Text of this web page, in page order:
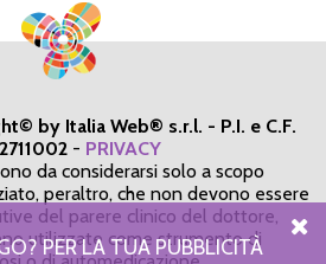
by Italia Web® s.r.l. - P.I. e C.F.
- PRIVACY
da considerarsi solo a scopo
peraltro, che non devono essere
del parere clinico del dottore,
utilizzate come strumento di
PER LA TUA PUBBLICITÀ